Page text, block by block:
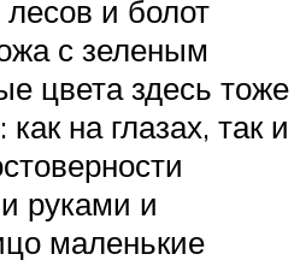
и болот
с зеленым
цвета здесь тоже
на глазах, так и
руками и
маленькие